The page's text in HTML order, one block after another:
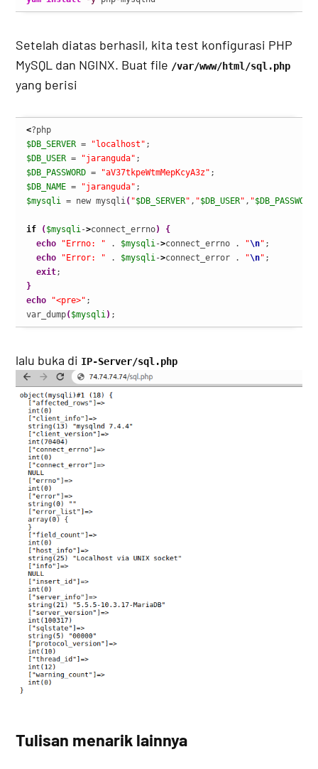
Setelah diatas berhasil, kita test konfigurasi PHP
MySQL dan NGINX. Buat file /var/www/html/sql.php
yang berisi
<
$DB_SERVER = "localhost"
$DB_USER = "jaranguda"
$DB_PASSWORD = "aV37tkpeWtmMepKcyA3z"
$DB_NAME = "jaranguda"
$mysqli = new mysqli( "$DB_SERVER" , "$DB_USER" , "$DB_PASSWORD
if ( $mysqli->connect_errno)
{
echo
"Errno: " . $mysqli->connect_errno . "\n" ;
echo
"Error: " . $mysqli->connect_error . "\n" ;
exit
}
echo
"<pre>" ;
var_dump( $mysqli) ;
lalu buka di IP-Server/sql.php
Tulisan menarik lainnya